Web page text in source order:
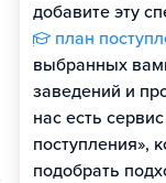
добавите эту
план
выбранных
заведений и
нас есть
поступления»,
подобрать